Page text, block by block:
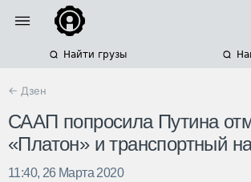
Найти грузы
← Дзен
СААП попросила Путина
«Платон» и транспортный
11:40, 26 Марта 2020